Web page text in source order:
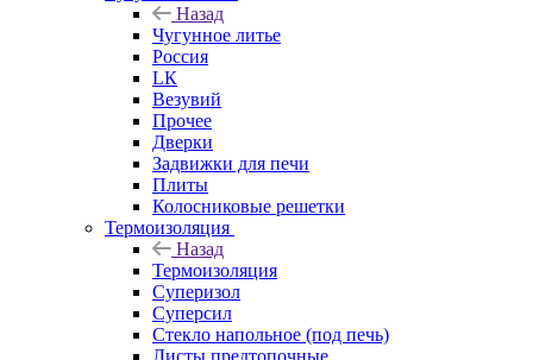
Назад
Чугунное литье
Россия
LК
Везувий
Прочее
Дверки
Задвижки для печи
Плиты
Колосниковые решетки
Термоизоляция
Назад
Термоизоляция
Суперизол
Суперсил
Стекло напольное (под печь)
Листы предтопочные